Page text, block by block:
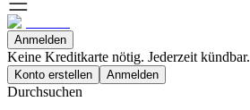
Anmelden
Keine Kreditkarte nötig. Jederzeit kündbar.
Konto erstellen Anmelden
Durchsuchen